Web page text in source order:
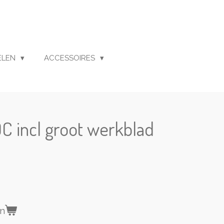
ACCESSOIRES
incl groot werkblad